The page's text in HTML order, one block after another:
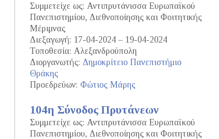
Συμμετείχε ως: Αντιπρυτάνισσα Ευρωπαϊκού
Πανεπιστημίου, Διεθνοποίησης και Φοιτητικής
Μέριμνας
Διεξαγωγή: 17-04-2024 – 19-04-2024
Τοποθεσία: Αλεξανδρούπολη
Διοργανωτής: Δημοκρίτειο Πανεπιστήμιο
Θράκης
Προεδρεύων: Φώτιος Μάρης
104η Σύνοδος Πρυτάνεων
Συμμετείχε ως: Αντιπρυτάνισσα Ευρωπαϊκού
Πανεπιστημίου, Διεθνοποίησης και Φοιτητικής